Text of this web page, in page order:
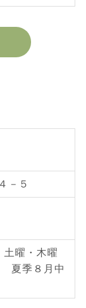
－５
曜・木曜
季８月中